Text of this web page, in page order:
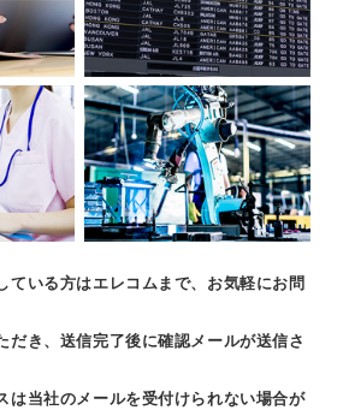
ている方はエレコムまで、お気軽にお問
だき、送信完了後に確認メールが送信さ
は当社のメールを受付けられない場合が